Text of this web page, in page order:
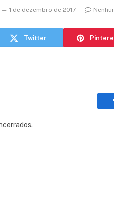
1 de dezembro de 2017
Twitter